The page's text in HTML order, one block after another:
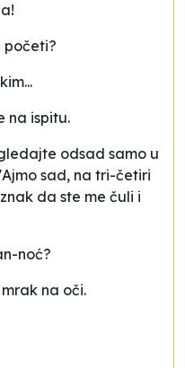
početi?
na ispitu.
odsad samo u
sad, na tri-četiri
da ste me čuli i
noć?
na oči.